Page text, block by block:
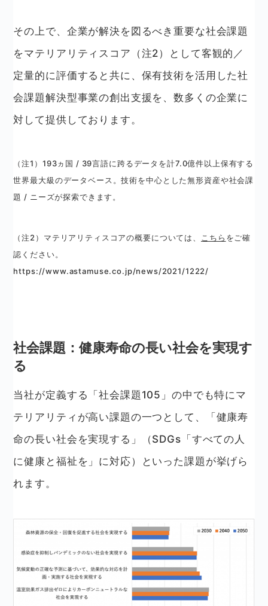
その上で、企業が解決を図るべき重要な社会課題
をマテリアリティスコア （注2）
として客観的／
定量的に評価すると共に、保有技術を活用した社
会課題解決型事業の創出支援を、数多くの企業に
対して提供しております。
（注1）193ヵ国 / 39言語に跨るデータを計7.0億件以上保有する
世界最大級のデータベース。技術を中心とした無形資産や社会課
題 / ニーズが探索できます。
（注2）マテリアリティスコアの概要については、 こちら をご確
認ください。
https://www.astamuse.co.jp/news/2021/1222/
社会課題：健康寿命の長い社会を実現す
る
当社が定義する「社会課題105」の中でも特にマ
テリアリティが高い課題の一つとして、「健康寿
命の長い社会を実現する」（SDGs「すべての人
に健康と福祉を」に対応）といった課題が挙げら
れます。